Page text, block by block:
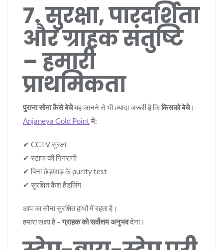
7. सुरक्षा, पारदर्शिता
और ग्राहक संतुष्टि
– हमारी
प्राथमिकता
पुराना सोना कैसे बेचेयह जानने से भी ज़्यादा जरूरी है किकिसको बेचे।
Anjaneya Gold Point में:
✔ CCTV सुरक्षा
✔ स्टाफ की निगरानी
✔ बिना छेड़छाड़ के purity test
✔ सुरक्षित कैश हैंडलिंग
आप का सोना सुरक्षित हाथों में रहता है।
हमारा लक्ष्य है –ग्राहक को सर्वोत्तम अनुभवदेना।